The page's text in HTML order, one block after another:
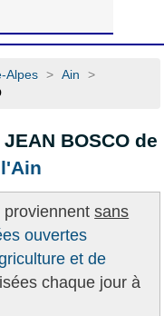
Alpes > Ain
>
BOSCO de
proviennentsans
ouvertes
et de
chaque jour à